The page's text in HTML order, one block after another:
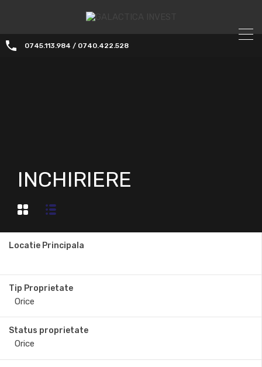
0745.113.984 / 0740.422.528
INCHIRIERE
Locatie Principala
Tip Proprietate
Status proprietate